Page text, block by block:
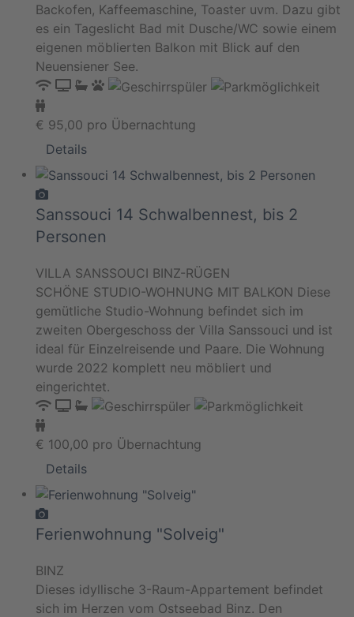
Backofen, Kaffeemaschine, Toaster uvm. Dazu gibt
es ein Tageslicht Bad mit Dusche/WC sowie einem
eigenen möblierten Balkon mit Blick auf den
Neuensiener See.
€ 95,00 pro Übernachtung
Details
Sanssouci 14 Schwalbennest, bis 2
Personen
VILLA SANSSOUCI BINZ-RÜGEN
SCHÖNE STUDIO-WOHNUNG MIT BALKON Diese
gemütliche Studio-Wohnung befindet sich im
zweiten Obergeschoss der Villa Sanssouci und ist
ideal für Einzelreisende und Paare. Die Wohnung
wurde 2022 komplett neu möbliert und
eingerichtet.
€ 100,00 pro Übernachtung
Details
Ferienwohnung "Solveig"
BINZ
Dieses idyllische 3-Raum-Appartement befindet
sich im Herzen vom Ostseebad Binz. Den